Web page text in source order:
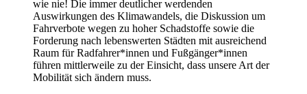
wie nie! Die immer deutlicher werdenden
Auswirkungen des Klimawandels, die Diskussion um
Fahrverbote wegen zu hoher Schadstoffe sowie die
Forderung nach lebenswerten Städten mit ausreichend
Raum für Radfahrer*innen und Fußgänger*innen
führen mittlerweile zu der Einsicht, dass unsere Art der
Mobilität sich ändern muss.